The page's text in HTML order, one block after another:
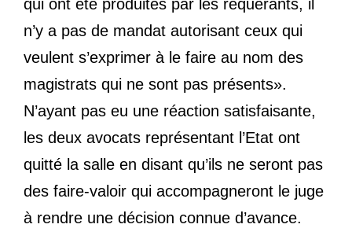
qui ont été produites par les requérants, il
n’y a pas de mandat autorisant ceux qui
veulent s’exprimer à le faire au nom des
magistrats qui ne sont pas présents».
N’ayant pas eu une réaction satisfaisante,
les deux avocats représentant l’Etat ont
quitté la salle en disant qu’ils ne seront pas
des faire-valoir qui accompagneront le juge
à rendre une décision connue d’avance.